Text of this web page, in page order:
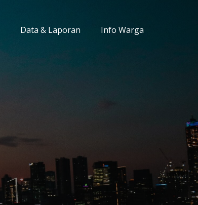
Data & Laporan Info Warga